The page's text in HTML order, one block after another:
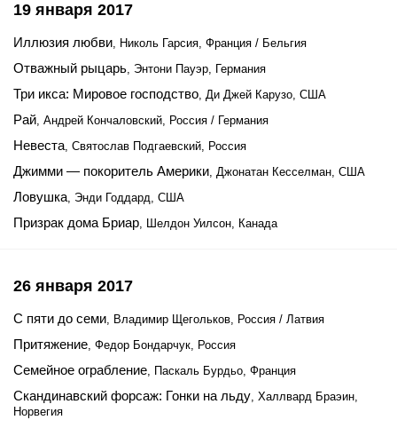
19 января 2017
Иллюзия любви, Николь Гарсия, Франция / Бельгия
Отважный рыцарь, Энтони Пауэр, Германия
Три икса: Мировое господство, Ди Джей Карузо, США
Рай, Андрей Кончаловский, Россия / Германия
Невеста, Святослав Подгаевский, Россия
Джимми — покоритель Америки, Джонатан Кесселман, США
Ловушка, Энди Годдард, США
Призрак дома Бриар, Шелдон Уилсон, Канада
26 января 2017
С пяти до семи, Владимир Щегольков, Россия / Латвия
Притяжение, Федор Бондарчук, Россия
Семейное ограбление, Паскаль Бурдьо, Франция
Скандинавский форсаж: Гонки на льду, Халлвард Браэин,
Норвегия